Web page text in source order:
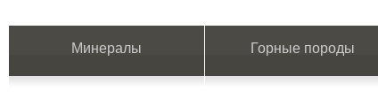
Минералы Горные породы